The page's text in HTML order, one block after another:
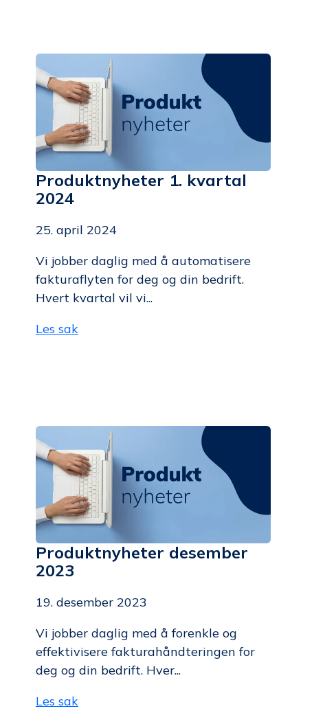
Produktnyheter 1. kvartal
2024
25. april 2024
Vi jobber daglig med å automatisere
fakturaflyten for deg og din bedrift.
Hvert kvartal vil vi...
Les sak
Produktnyheter desember
2023
19. desember 2023
Vi jobber daglig med å forenkle og
effektivisere fakturahåndteringen for
deg og din bedrift. Hver...
Les sak